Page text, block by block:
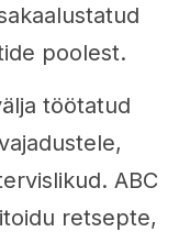
poolest.
töötatud
ABC
retsepte,